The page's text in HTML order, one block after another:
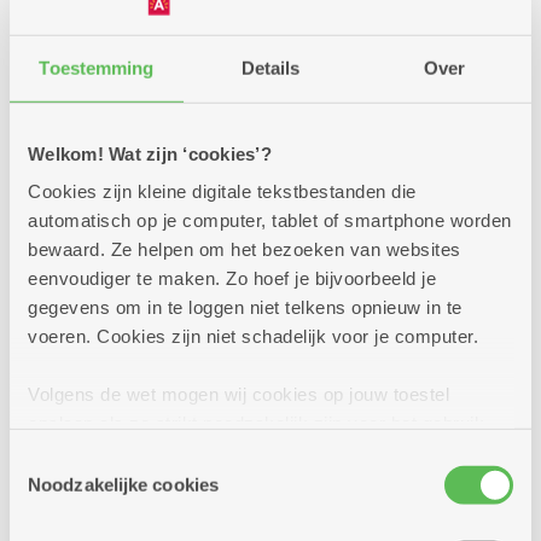
Toestemming Details Over
Welkom! Wat zijn ‘cookies’?
Cookies zijn kleine digitale tekstbestanden die
automatisch op je computer, tablet of smartphone worden
bewaard. Ze helpen om het bezoeken van websites
eenvoudiger te maken. Zo hoef je bijvoorbeeld je
gegevens om in te loggen niet telkens opnieuw in te
voeren. Cookies zijn niet schadelijk voor je computer.
Volgens de wet mogen wij cookies op jouw toestel
cookies hebben we jouw toestemming nodig. Sommige
cookies worden geplaatst door derde partijen die een
Noodzakelijke cookies
12u
Assistentiewoningen Ten Gaarde
in 2600 Berchem
Meerdere locaties
Wil je weten of wonen in assistentiewoningen
Ten Gaarde, Stappaerts, Grisar of Harincrode in
2600 Berchem je zou bevallen? Kom dan naar